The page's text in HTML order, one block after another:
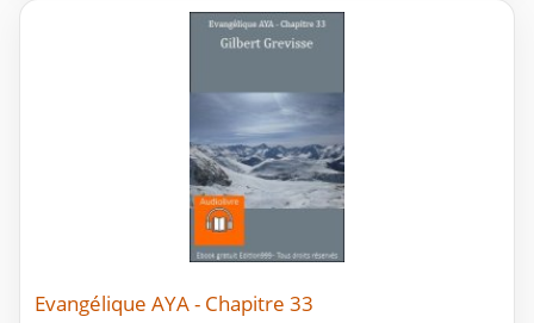
Evangélique AYA - Chapitre 33